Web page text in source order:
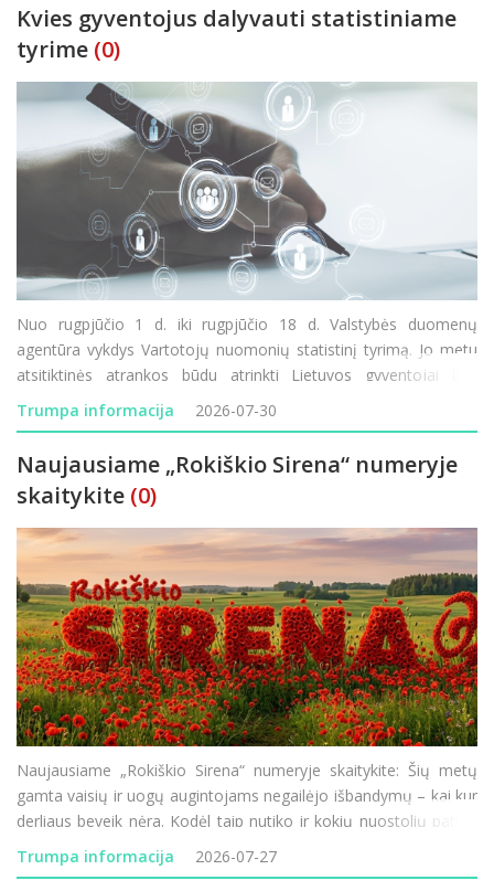
Kvies gyventojus dalyvauti statistiniame
tyrime (0)
Nuo rugpjūčio 1 d. iki rugpjūčio 18 d. Valstybės duomenų
agentūra vykdys Vartotojų nuomonių statistinį tyrimą. Jo metu
atsitiktinės atrankos būdu atrinkti Lietuvos gyventojai bus
kviečiami atsakyti į klausimus apie savo lūkesčius, finansinę
padėtį ir vartojimo planus. Tyrimo rezultatai padeda
Trumpa informacija 2026-07-30
Naujausiame „Rokiškio Sirena“ numeryje
skaitykite (0)
Naujausiame „Rokiškio Sirena“ numeryje skaitykite: Šių metų
gamta vaisių ir uogų augintojams negailėjo išbandymų – kai kur
derliaus beveik nėra. Kodėl taip nutiko ir kokių nuostolių patyrė
Rokiškio krašto ūkininkai? Minint 85-ąsias Holokausto
Trumpa informacija 2026-07-27